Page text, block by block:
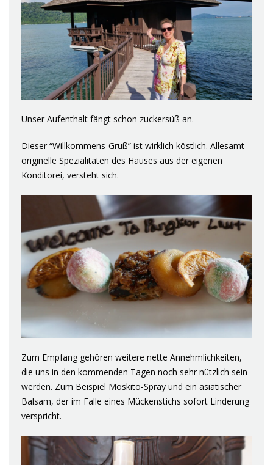
Unser Aufenthalt fängt schon zuckersüß an.
Dieser “Willkommens-Gruß” ist wirklich köstlich. Allesamt
originelle Spezialitäten des Hauses aus der eigenen
Konditorei, versteht sich.
Zum Empfang gehören weitere nette Annehmlichkeiten,
die uns in den kommenden Tagen noch sehr nützlich sein
werden. Zum Beispiel Moskito-Spray und ein asiatischer
Balsam, der im Falle eines Mückenstichs sofort Linderung
verspricht.